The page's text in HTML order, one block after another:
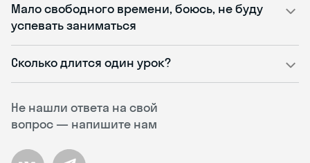
Не нашли ответа на свой
вопрос — напишите нам
Мало свободного времени, боюсь, не буду
успевать заниматься
Сколько длится один урок?